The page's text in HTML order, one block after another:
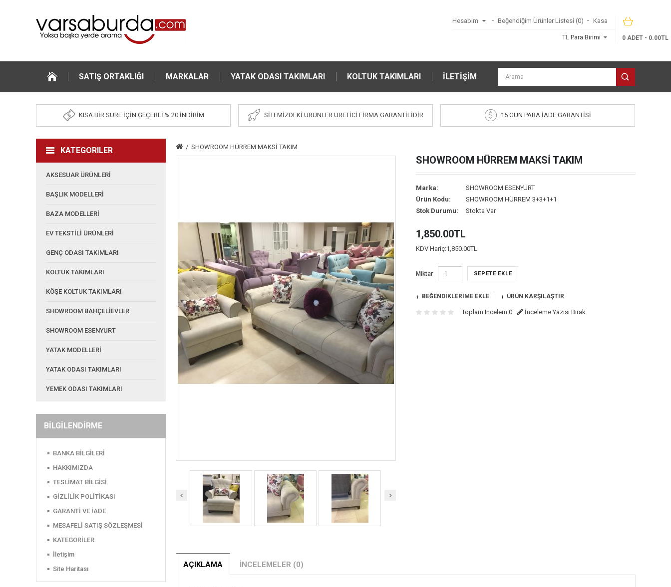
0 ADET - 0.00TL
Hesabım Beğendiğim Ürünler Listesi (0) Kasa
TL Para Birimi
SATIŞ ORTAKLIĞI MARKALAR YATAK ODASI TAKIMLARI KOLTUK TAKIMLARI İLETİŞİM
KISA BİR SÜRE İÇİN GEÇERLİ % 20 İNDİRİM SİTEMİZDEKİ ÜRÜNLER ÜRETİCİ FİRMA GARANTİLİDİR 15 GÜN PARA İADE GARANTİSİ
KATEGORILER
AKSESUAR ÜRÜNLERİ
BAŞLIK MODELLERİ
BAZA MODELLERİ
EV TEKSTİLİ ÜRÜNLERİ
GENÇ ODASI TAKIMLARI
KOLTUK TAKIMLARI
KÖŞE KOLTUK TAKIMLARI
SHOWROOM BAHÇELİEVLER
SHOWROOM ESENYURT
YATAK MODELLERİ
YATAK ODASI TAKIMLARI
YEMEK ODASI TAKIMLARI
BİLGİLENDİRME
BANKA BİLGİLERİ
HAKKIMIZDA
TESLİMAT BİLGİSİ
GİZLİLİK POLİTİKASI
GARANTİ VE İADE
MESAFELİ SATIŞ SÖZLEŞMESİ
KATEGORİLER
İletişim
Site Haritası
SHOWROOM HÜRREM MAKSİ TAKIM
SHOWROOM HÜRREM MAKSİ TAKIM
Marka:
SHOWROOM ESENYURT
Ürün Kodu:
SHOWROOM HÜRREM 3+3+1+1
Stok Durumu:
Stokta Var
1,850.00TL
KDV Hariç:1,850.00TL
Miktar SEPETE EKLE
BEĞENDIKLERIME EKLE ÜRÜN KARŞILAŞTIR
Toplam Incelem 0 İnceleme Yazısı Bırak
AÇIKLAMA İNCELEMELER (0)